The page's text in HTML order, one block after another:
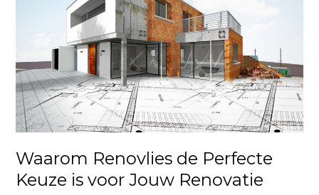
Waarom Renovlies de Perfecte
Keuze is voor Jouw Renovatie
Jouw
Renovatie